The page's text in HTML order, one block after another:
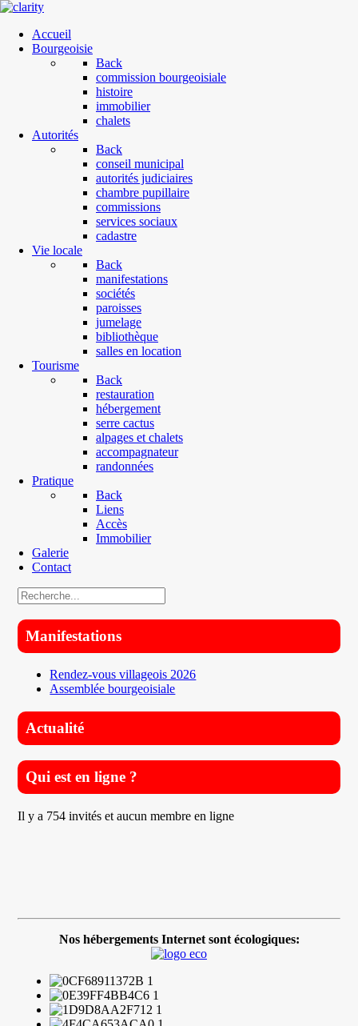
Accueil
Bourgeoisie
Back
commission bourgeoisiale
histoire
immobilier
chalets
Autorités
Back
conseil municipal
autorités judiciaires
chambre pupillaire
commissions
services sociaux
cadastre
Vie locale
Back
manifestations
sociétés
paroisses
jumelage
bibliothèque
salles en location
Tourisme
Back
restauration
hébergement
serre cactus
alpages et chalets
accompagnateur
randonnées
Pratique
Back
Liens
Accès
Immobilier
Galerie
Contact
Manifestations
Rendez-vous villageois 2026
Assemblée bourgeoisiale
Actualité
Qui est en ligne ?
Il y a 754 invités et aucun membre en ligne
Nos hébergements Internet sont écologiques: